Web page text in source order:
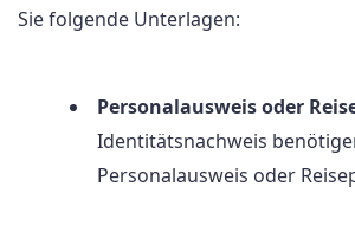
Sie folgende Unterlagen:
Personalausweis oder
Identitätsnachweis
Personalausweis oder